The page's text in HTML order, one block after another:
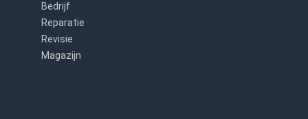
Bedrijf
Reparatie
Revisie
Magazijn